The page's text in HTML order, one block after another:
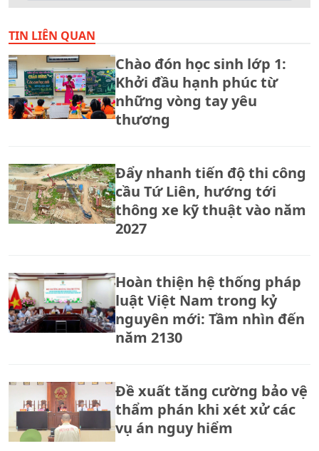
TIN LIÊN QUAN
Chào đón học sinh lớp 1:
Khởi đầu hạnh phúc từ
những vòng tay yêu
thương
Đẩy nhanh tiến độ thi công
cầu Tứ Liên, hướng tới
thông xe kỹ thuật vào năm
2027
Hoàn thiện hệ thống pháp
luật Việt Nam trong kỷ
nguyên mới: Tầm nhìn đến
năm 2130
Đề xuất tăng cường bảo vệ
thẩm phán khi xét xử các
vụ án nguy hiểm